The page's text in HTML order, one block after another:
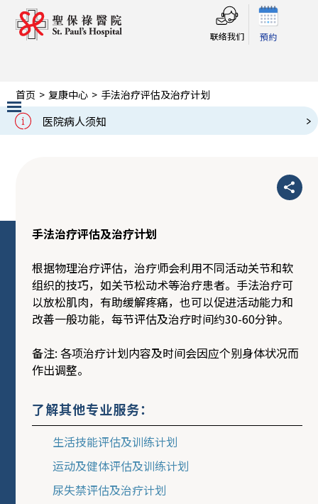
联络我们 預約
医院病人须知
Slide 2 of 3.
首页 > 复康中心 > 手法治疗评估及治疗计划
手法治疗评估及治疗计划
手法治疗评估及治疗计划
根据物理治疗评估，治疗师会利用不同活动关节和软
组织的技巧，如关节松动术等治疗患者。手法治疗可
以放松肌肉，有助缓解疼痛，也可以促进活动能力和
改善一般功能，每节评估及治疗时间约30-60分钟。
备注: 各项治疗计划内容及时间会因应个别身体状况而
作出调整。
了解其他专业服务：
生活技能评估及训练计划
运动及健体评估及训练计划
尿失禁评估及治疗计划